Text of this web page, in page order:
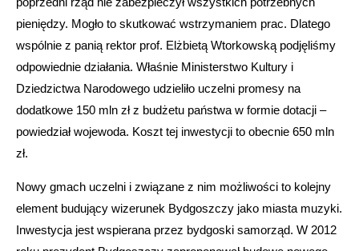
pieniędzy. Mogło to skutkować wstrzymaniem prac. Dlatego
wspólnie z panią rektor prof. Elżbietą Wtorkowską podjęliśmy
odpowiednie działania. Właśnie Ministerstwo Kultury i
Dziedzictwa Narodowego udzieliło uczelni promesy na
dodatkowe 150 mln zł z budżetu państwa w formie dotacji –
powiedział wojewoda. Koszt tej inwestycji to obecnie 650 mln
zł.
Nowy gmach uczelni i związane z nim możliwości to kolejny
element budujący wizerunek Bydgoszczy jako miasta muzyki.
Inwestycja jest wspierana przez bydgoski samorząd. W 2012